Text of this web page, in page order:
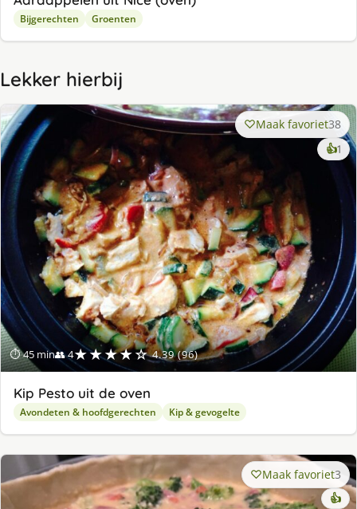
Bijgerechten Groenten
Lekker hierbij
⏱ 45 min👥 4★★★★☆ 4.39 (96)
Maak favoriet38
👍1
Kip Pesto uit de oven
Avondeten & hoofdgerechten Kip & gevogelte
Maak favoriet3
👍